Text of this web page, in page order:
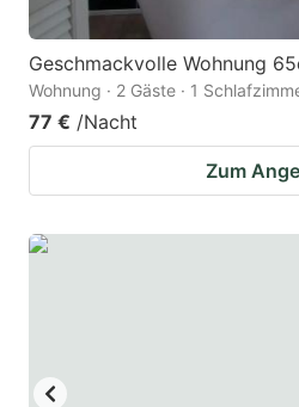
Geschmackvolle Wohnung
Wohnung · 2 Gäste · 1
77 € /Nacht
Zum